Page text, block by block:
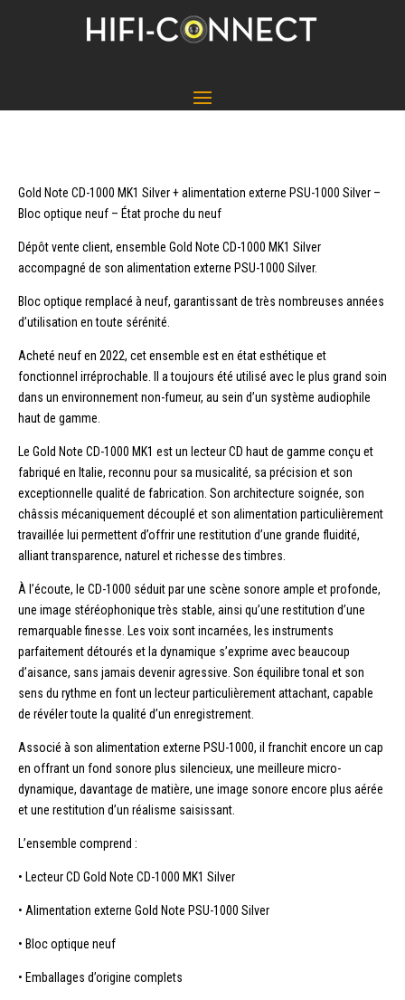
Gold Note CD-1000 MK1 Silver + alimentation externe PSU-1000 Silver –
Bloc optique neuf – État proche du neuf
Dépôt vente client, ensemble Gold Note CD-1000 MK1 Silver
accompagné de son alimentation externe PSU-1000 Silver.
Bloc optique remplacé à neuf, garantissant de très nombreuses années
d’utilisation en toute sérénité.
Acheté neuf en 2022, cet ensemble est en état esthétique et
fonctionnel irréprochable. Il a toujours été utilisé avec le plus grand soin
dans un environnement non-fumeur, au sein d’un système audiophile
haut de gamme.
Le Gold Note CD-1000 MK1 est un lecteur CD haut de gamme conçu et
fabriqué en Italie, reconnu pour sa musicalité, sa précision et son
exceptionnelle qualité de fabrication. Son architecture soignée, son
châssis mécaniquement découplé et son alimentation particulièrement
travaillée lui permettent d’offrir une restitution d’une grande fluidité,
alliant transparence, naturel et richesse des timbres.
À l’écoute, le CD-1000 séduit par une scène sonore ample et profonde,
une image stéréophonique très stable, ainsi qu’une restitution d’une
remarquable finesse. Les voix sont incarnées, les instruments
parfaitement détourés et la dynamique s’exprime avec beaucoup
d’aisance, sans jamais devenir agressive. Son équilibre tonal et son
sens du rythme en font un lecteur particulièrement attachant, capable
de révéler toute la qualité d’un enregistrement.
Associé à son alimentation externe PSU-1000, il franchit encore un cap
en offrant un fond sonore plus silencieux, une meilleure micro-
dynamique, davantage de matière, une image sonore encore plus aérée
et une restitution d’un réalisme saisissant.
L’ensemble comprend :
• Lecteur CD Gold Note CD-1000 MK1 Silver
• Alimentation externe Gold Note PSU-1000 Silver
• Bloc optique neuf
• Emballages d’origine complets